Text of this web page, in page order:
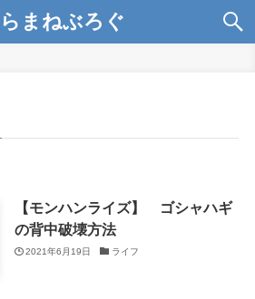
まねぶろぐ
【モンハンライズ】 ゴシャハギ
の背中破壊方法
2021年6月19日 ライフ